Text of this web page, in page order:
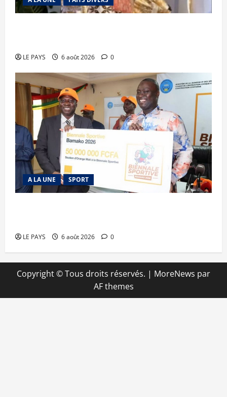
LE PAYS 6 août 2026 0
A LA UNE SPORT
LE PAYS 6 août 2026 0
Copyright © Tous droits réservés. | MoreNews par
AF themes